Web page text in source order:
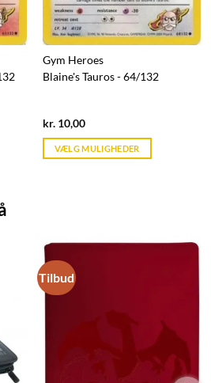
Gym Heroes
Blaine's Tauros - 64/132
kr.10,00Current
is:
kr. 39,95.
VÆLG MULIGHEDER
Tilbud